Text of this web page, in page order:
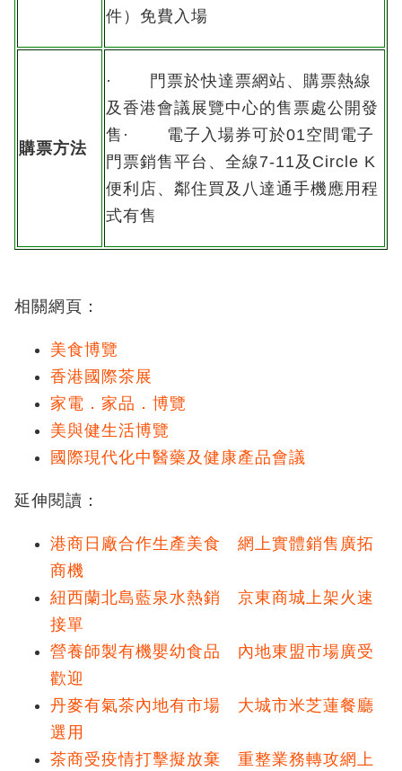
件）免費入場
購票方法
· 門票於快達票網站、購票熱線
及香港會議展覽中心的售票處公開發
售· 電子入場券可於01空間電子
門票銷售平台、全線7-11及Circle K
便利店、鄰住買及八達通手機應用程
式有售
相關網頁：
美食博覽
香港國際茶展
家電．家品．博覽
美與健生活博覽
國際現代化中醫藥及健康產品會議
延伸閱讀：
港商日廠合作生產美食 網上實體銷售廣拓
商機
紐西蘭北島藍泉水熱銷 京東商城上架火速
接單
營養師製有機嬰幼食品 內地東盟市場廣受
歡迎
丹麥有氣茶內地有市場 大城市米芝蓮餐廳
選用
茶商受疫情打擊擬放棄 重整業務轉攻網上